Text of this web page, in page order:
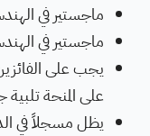
ماجستير في
ماجستير في
يجب على
على المنحة تلبية